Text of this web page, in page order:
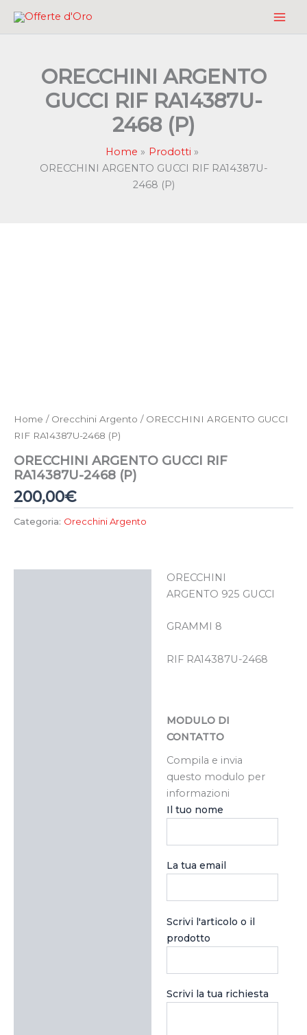
ORECCHINI ARGENTO
GUCCI RIF RA14387U-
2468 (P)
Home
Prodotti
ORECCHINI ARGENTO GUCCI RIF RA14387U-
2468 (P)
Home / Orecchini Argento / ORECCHINI ARGENTO GUCCI
RIF RA14387U-2468 (P)
ORECCHINI ARGENTO GUCCI RIF
RA14387U-2468 (P)
200,00€
Categoria: Orecchini Argento
ORECCHINI
ARGENTO 925 GUCCI
GRAMMI 8
RIF RA14387U-2468
MODULO DI
CONTATTO
Compila e invia
questo modulo per
informazioni
Il tuo nome
La tua email
Scrivi l'articolo o il
prodotto
Scrivi la tua richiesta